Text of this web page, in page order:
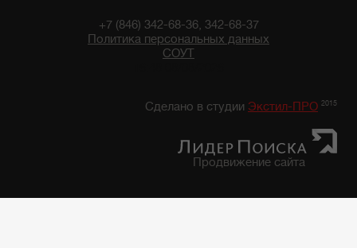
+7 (846) 342-68-36, 342-68-37
Политика персональных данных
СОУТ
Сделано в студии Экстил-ПРО 2015
Продвижение сайта